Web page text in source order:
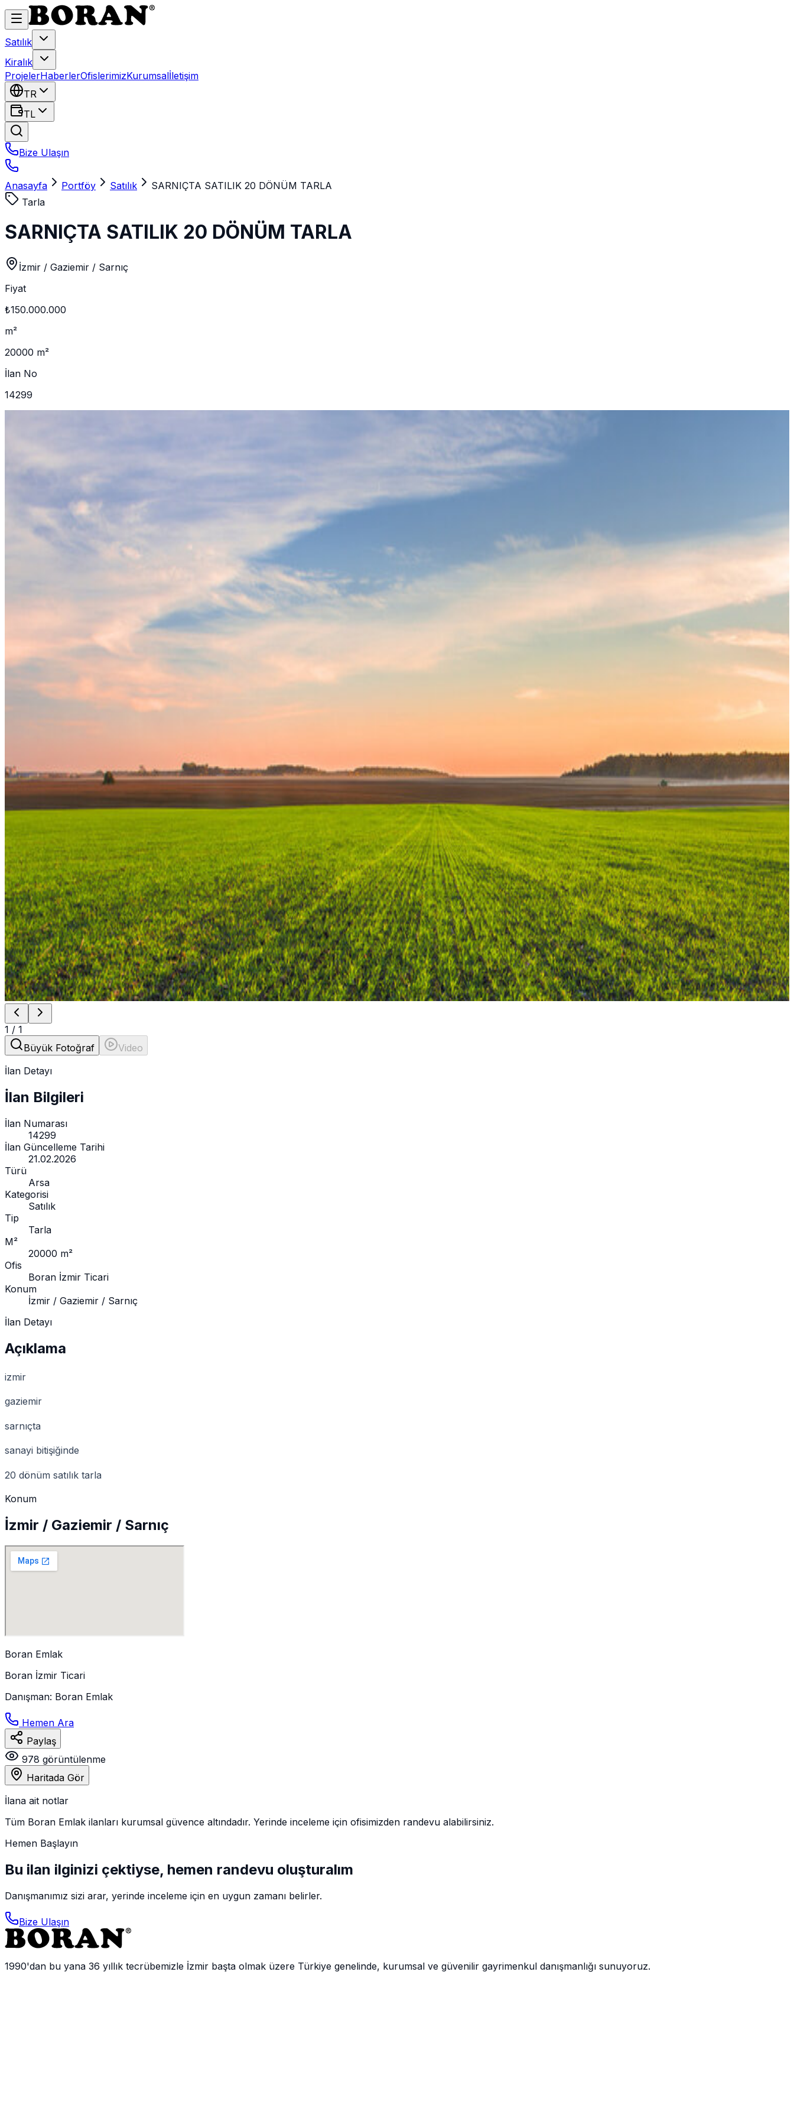
Satılık
Kiralık
ProjelerHaberlerOfislerimizKurumsalİletişim
TR
TL
Bize Ulaşın
Anasayfa Portföy Satılık
SARNIÇTA SATILIK 20 DÖNÜM TARLA
Tarla
SARNIÇTA SATILIK 20 DÖNÜM TARLA
İzmir / Gaziemir / Sarnıç
Fiyat
₺150.000.000
m²
20000 m²
İlan No
14299
1 / 1
Büyük Fotoğraf
Video
İlan Detayı
İlan Bilgileri
İlan Numarası
14299
İlan Güncelleme Tarihi
21.02.2026
Türü
Arsa
Kategorisi
Satılık
Tip
Tarla
M²
20000 m²
Ofis
Boran İzmir Ticari
Konum
İzmir / Gaziemir / Sarnıç
İlan Detayı
Açıklama
izmir
gaziemir
sarnıçta
sanayi bitişiğinde
20 dönüm satılık tarla
Konum
İzmir / Gaziemir / Sarnıç
Boran Emlak
Boran İzmir Ticari
Danışman: Boran Emlak
Hemen Ara
Paylaş
978 görüntülenme
Haritada Gör
İlana ait notlar
Tüm Boran Emlak ilanları kurumsal güvence altındadır. Yerinde inceleme için ofisimizden randevu alabilirsiniz.
Hemen Başlayın
Bu ilan ilginizi çektiyse, hemen randevu oluşturalım
Danışmanımız sizi arar, yerinde inceleme için en uygun zamanı belirler.
Bize Ulaşın
1990'dan bu yana 36 yıllık tecrübemizle İzmir başta olmak üzere Türkiye genelinde, kurumsal ve güvenilir gayrimenkul danışmanlığı sunuyoruz.